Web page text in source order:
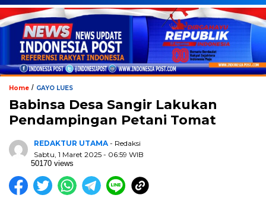
Home / GAYO LUES
Babinsa Desa Sangir Lakukan
Pendampingan Petani Tomat
REDAKTUR UTAMA - Redaksi
Sabtu, 1 Maret 2025 - 06:59 WIB
50170 views